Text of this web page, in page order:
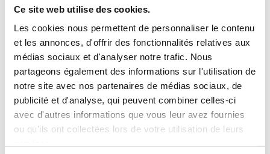
Ce site web utilise des cookies.
Les cookies nous permettent de personnaliser le contenu
et les annonces, d'offrir des fonctionnalités relatives aux
médias sociaux et d'analyser notre trafic. Nous
partageons également des informations sur l'utilisation de
notre site avec nos partenaires de médias sociaux, de
publicité et d'analyse, qui peuvent combiner celles-ci
avec d'autres informations que vous leur avez fournies
ou qu'ils ont collectées lors de votre utilisation de leurs